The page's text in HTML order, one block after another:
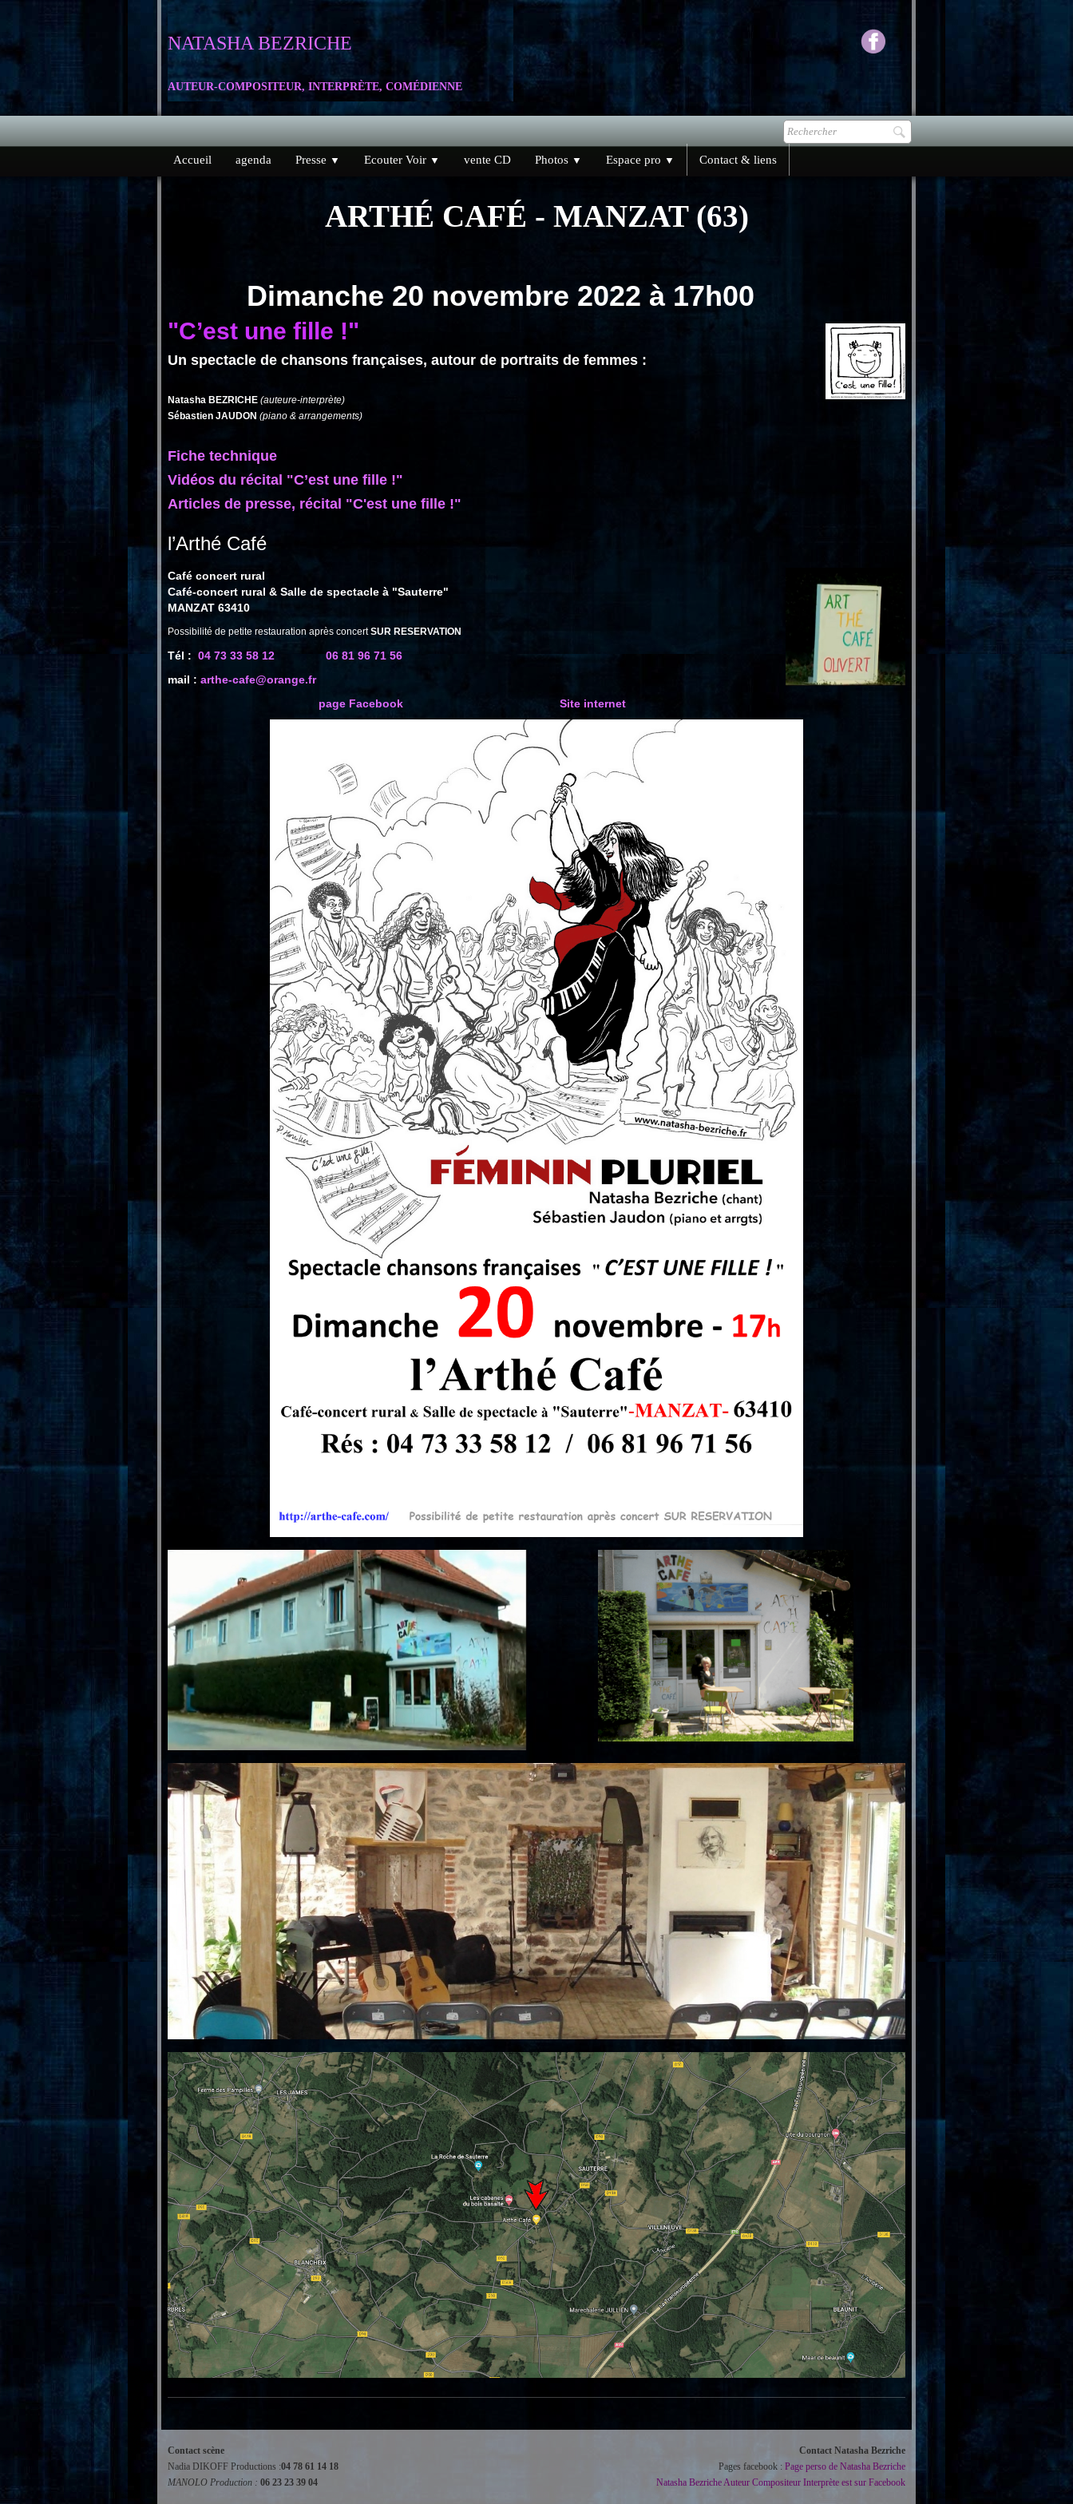
NATASHA BEZRICHE
AUTEUR-COMPOSITEUR, INTERPRÈTE, COMÉDIENNE
Accueil agenda Presse ▼ Ecouter Voir ▼ vente CD Photos ▼ Espace pro ▼ Contact & liens
ARTHÉ CAFÉ - MANZAT (63)
Dimanche 20 novembre 2022 à 17h00
"C’est une fille !"
Un spectacle de chansons françaises, autour de portraits de femmes :
Natasha BEZRICHE (auteure-interprète)
Sébastien JAUDON (piano & arrangements)
Fiche technique
Vidéos du récital "C’est une fille !"
Articles de presse, récital "C'est une fille !"
l’Arthé Café
Café concert rural
Café-concert rural & Salle de spectacle à "Sauterre"
MANZAT 63410
Possibilité de petite restauration après concertSUR RESERVATION
Tél : 04 73 33 58 12
06 81 96 71 56
mail : arthe-cafe@orange.fr
page Facebook
Site internet
Contact scène
Nadia DIKOFF Productions :04 78 61 14 18
MANOLO Production : 06 23 23 39 04
Contact Natasha Bezriche
Pages facebook : Page perso de Natasha Bezriche
Natasha Bezriche Auteur Compositeur Interprète est sur Facebook